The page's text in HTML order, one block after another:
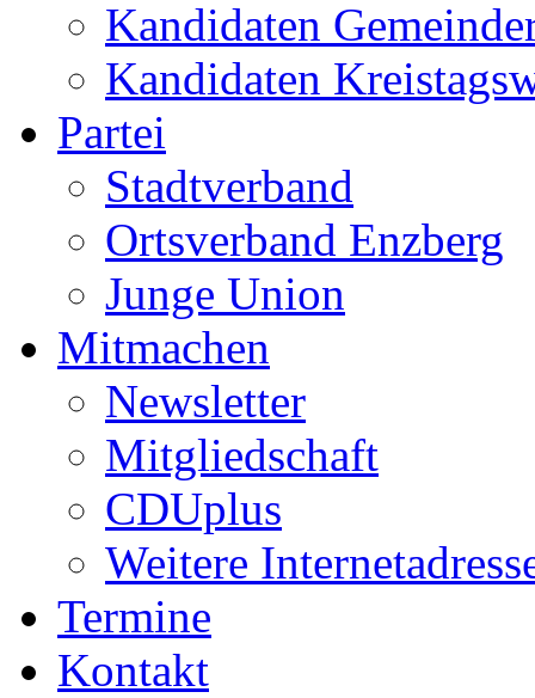
Kandidaten
Kandidaten
Partei
Stadtverband
Ortsverband Enzberg
Junge Union
Mitmachen
Newsletter
Mitgliedschaft
CDUplus
Weitere
Termine
Kontakt